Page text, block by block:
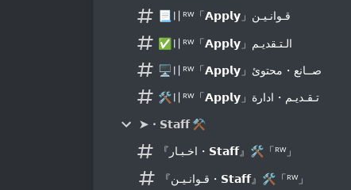
📃〢ᴿᵂ「𝗔𝗽𝗽𝗹𝘆」قـوانـيـن
✅〢ᴿᵂ「𝗔𝗽𝗽𝗹𝘆」الـتـقديـم
🖥〢ᴿᵂ「𝗔𝗽𝗽𝗹𝘆」صــانع・محتوئ
🛠〢ᴿᵂ「𝗔𝗽𝗽𝗹𝘆」تـقـديـم・ادارة
➤・𝗦𝘁𝗮𝗳𝗳 ⚒
『اخـبـار・𝗦𝘁𝗮𝗳𝗳』🛠「ᴿᵂ」
『قـوانـيـن・𝗦𝘁𝗮𝗳𝗳』🛠「ᴿᵂ」